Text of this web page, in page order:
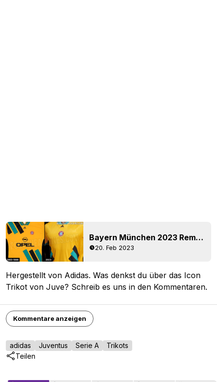
Bayern München 2023 Remake Trikot geleakt
20. Feb 2023
Hergestellt von Adidas. Was denkst du über das Icon
Trikot von Juve? Schreib es uns in den Kommentaren.
Kommentare anzeigen
adidas Juventus Serie A
Trikots
Teilen